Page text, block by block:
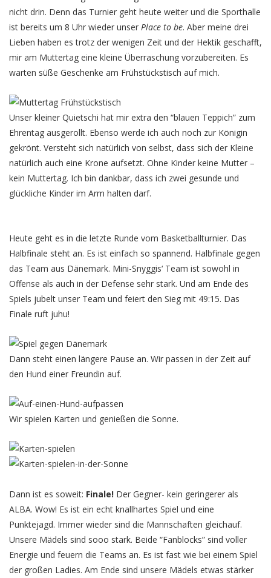
nicht drin. Denn das Turnier geht heute weiter und die Sporthalle
ist bereits um 8 Uhr wieder unser Place to be. Aber meine drei
Lieben haben es trotz der wenigen Zeit und der Hektik geschafft,
mir am Muttertag eine kleine Überraschung vorzubereiten. Es
warten süße Geschenke am Frühstückstisch auf mich.
Unser kleiner Quietschi hat mir extra den “blauen Teppich” zum
Ehrentag ausgerollt. Ebenso werde ich auch noch zur Königin
gekrönt. Versteht sich natürlich von selbst, dass sich der Kleine
natürlich auch eine Krone aufsetzt. Ohne Kinder keine Mutter –
kein Muttertag. Ich bin dankbar, dass ich zwei gesunde und
glückliche Kinder im Arm halten darf.
Heute geht es in die letzte Runde vom Basketballturnier. Das
Halbfinale steht an. Es ist einfach so spannend. Halbfinale gegen
das Team aus Dänemark. Mini-Snyggis‘ Team ist sowohl in
Offense als auch in der Defense sehr stark. Und am Ende des
Spiels jubelt unser Team und feiert den Sieg mit 49:15. Das
Finale ruft juhu!
Dann steht einen längere Pause an. Wir passen in der Zeit auf
den Hund einer Freundin auf.
Wir spielen Karten und genießen die Sonne.
Dann ist es soweit: Finale! Der Gegner- kein geringerer als
ALBA. Wow! Es ist ein echt knallhartes Spiel und eine
Punktejagd. Immer wieder sind die Mannschaften gleichauf.
Unsere Mädels sind sooo stark. Beide “Fanblocks” sind voller
Energie und feuern die Teams an. Es ist fast wie bei einem Spiel
der großen Ladies. Am Ende sind unsere Mädels etwas stärker